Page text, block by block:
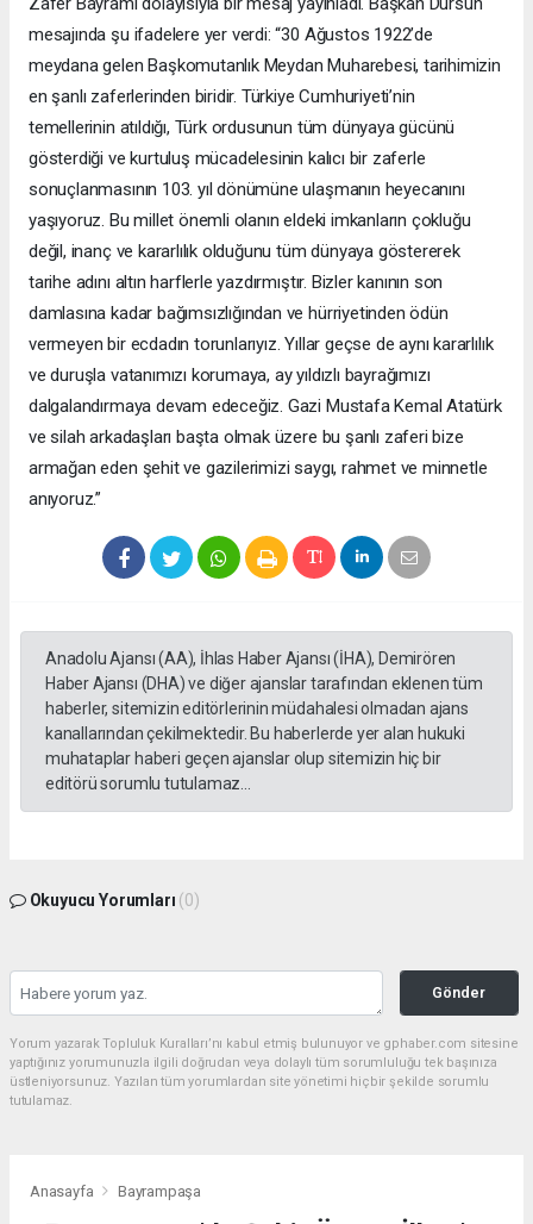
mesajında şu ifadelere yer verdi: “30 Ağustos 1922’de
meydana gelen Başkomutanlık Meydan Muharebesi, tarihimizin
en şanlı zaferlerinden biridir. Türkiye Cumhuriyeti’nin
temellerinin atıldığı, Türk ordusunun tüm dünyaya gücünü
gösterdiği ve kurtuluş mücadelesinin kalıcı bir zaferle
sonuçlanmasının 103. yıl dönümüne ulaşmanın heyecanını
yaşıyoruz. Bu millet önemli olanın eldeki imkanların çokluğu
değil, inanç ve kararlılık olduğunu tüm dünyaya göstererek
tarihe adını altın harflerle yazdırmıştır. Bizler kanının son
damlasına kadar bağımsızlığından ve hürriyetinden ödün
vermeyen bir ecdadın torunlarıyız. Yıllar geçse de aynı kararlılık
ve duruşla vatanımızı korumaya, ay yıldızlı bayrağımızı
dalgalandırmaya devam edeceğiz. Gazi Mustafa Kemal Atatürk
ve silah arkadaşları başta olmak üzere bu şanlı zaferi bize
armağan eden şehit ve gazilerimizi saygı, rahmet ve minnetle
anıyoruz.”
Anadolu Ajansı (AA), İhlas Haber Ajansı (İHA), Demirören
Haber Ajansı (DHA) ve diğer ajanslar tarafından eklenen tüm
haberler, sitemizin editörlerinin müdahalesi olmadan ajans
kanallarından çekilmektedir. Bu haberlerde yer alan hukuki
muhataplar haberi geçen ajanslar olup sitemizin hiç bir
editörü sorumlu tutulamaz...
Okuyucu Yorumları (0)
Gönder
Yorum yazarak Topluluk Kuralları’nı kabul etmiş bulunuyor ve gphaber.com sitesine
yaptığınız yorumunuzla ilgili doğrudan veya dolaylı tüm sorumluluğu tek başınıza
üstleniyorsunuz. Yazılan tüm yorumlardan site yönetimi hiçbir şekilde sorumlu
tutulamaz.
Anasayfa Bayrampaşa